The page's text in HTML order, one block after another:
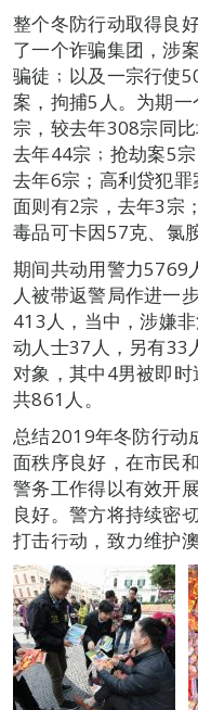
整个冬防行动取得良
了一个诈骗集团，涉
骗徒﹔以及一宗行使
案，拘捕5人。为期
宗，较去年308宗同
去年44宗﹔抢劫案5
去年6宗；高利贷犯
面则有2宗，去年3宗
毒品可卡因57克、氯
期间共动用警力5769
人被带返警局作进一
413人，当中，涉嫌
动人士37人，另有33
对象，其中4男被即
共861人。
总结2019年冬防行动
面秩序良好，在市民
警务工作得以有效开
良好。警方将持续密
打击行动，致力维护